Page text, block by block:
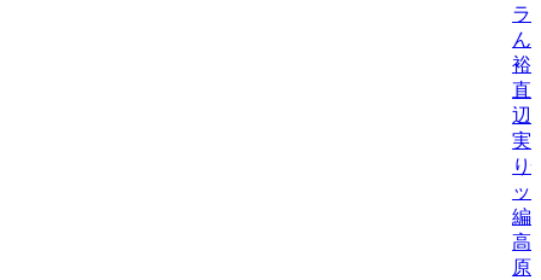
ラ
ん
裕/
直
辺
実/
り
ッ
編
高
原